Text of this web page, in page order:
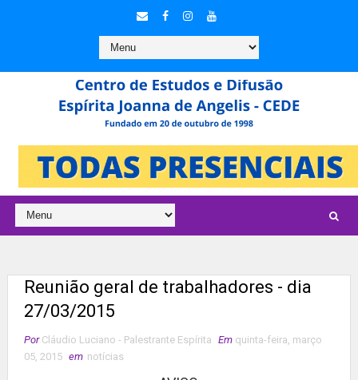
Reunião geral de trabalhadores - dia
27/03/2015
Por Cláudio Luciano - Palestrante Espírita Em quinta-feira, março
05, 2015 em notícias